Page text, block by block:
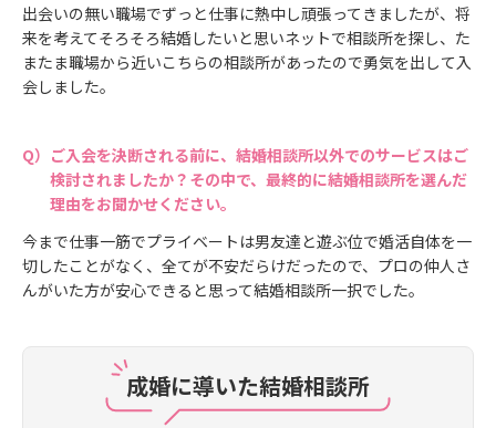
出会いの無い職場でずっと仕事に熱中し頑張ってきましたが、将
来を考えてそろそろ結婚したいと思いネットで相談所を探し、た
またま職場から近いこちらの相談所があったので勇気を出して入
会しました。
ご入会を決断される前に、結婚相談所以外でのサービスはご
検討されましたか？その中で、最終的に結婚相談所を選んだ
理由をお聞かせください。
今まで仕事一筋でプライベートは男友達と遊ぶ位で婚活自体を一
切したことがなく、全てが不安だらけだったので、プロの仲人さ
んがいた方が安心できると思って結婚相談所一択でした。
成婚に導いた結婚相談所